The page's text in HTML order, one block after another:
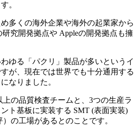
。
多くの海外企業や海外の起業家から
研究開発拠点や Appleの開発拠点も擁
ゆる「パクリ」製品が多いというイ
が、現在では世界でも十分通用する
なりました。
の品質検査チームと、3つの生産ラ
ト基板に実装する SMT (表面実装)
）の工場があるとのことです。